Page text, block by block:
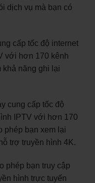
dịch vụ mà bạn có
cấp tốc độ internet
với hơn 170 kênh
khả năng ghi lại
cung cấp tốc độ
IPTV với hơn 170
phép bạn xem lại
trợ truyền hình 4K.
phép bạn truy cập
hình trực tuyến